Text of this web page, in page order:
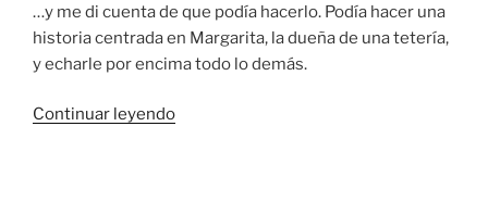
…y me di cuenta de que podía hacerlo. Podía hacer una
historia centrada en Margarita, la dueña de una tetería,
y echarle por encima todo lo demás.
Continuar leyendo«Estreno